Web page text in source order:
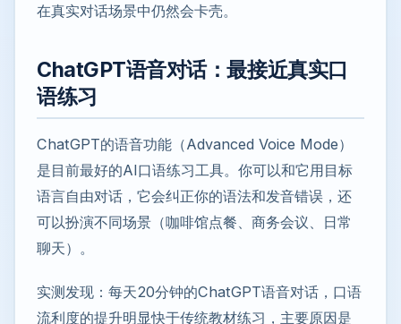
在真实对话场景中仍然会卡壳。
ChatGPT语音对话：最接近真实口
语练习
ChatGPT的语音功能（Advanced Voice Mode）
是目前最好的AI口语练习工具。你可以和它用目标
语言自由对话，它会纠正你的语法和发音错误，还
可以扮演不同场景（咖啡馆点餐、商务会议、日常
聊天）。
实测发现：每天20分钟的ChatGPT语音对话，口语
流利度的提升明显快于传统教材练习，主要原因是